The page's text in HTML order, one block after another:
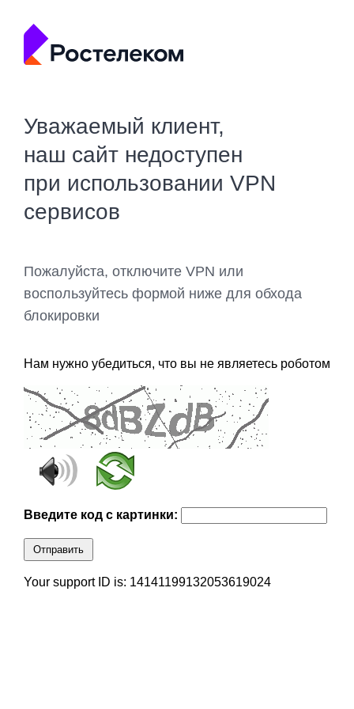
Уважаемый клиент,
наш сайт недоступен
при использовании VPN
сервисов
Пожалуйста, отключите VPN или
воспользуйтесь формой ниже для обхода
блокировки
Нам нужно убедиться, что вы не являетесь роботом
Введите код с картинки:
Отправить
Your support ID is: 14141199132053619024